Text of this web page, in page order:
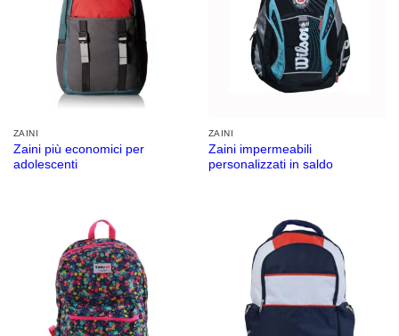
ZAINI
Zaini più economici per
adolescenti
ZAINI
Zaini impermeabili
personalizzati in saldo